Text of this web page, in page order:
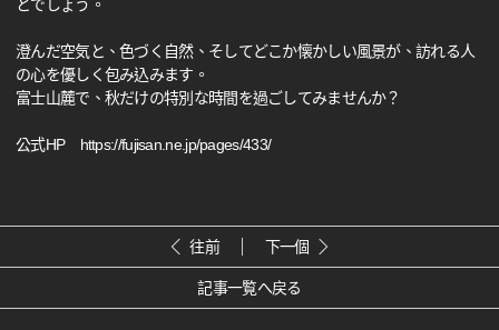
とでしょう。
澄んだ空気と、色づく自然、そしてどこか懐かしい風景が、訪れる人
の心を優しく包み込みます。
富士山麓で、秋だけの特別な時間を過ごしてみませんか？
公式HP https://fujisan.ne.jp/pages/433/
往前 下一個
記事一覧へ戻る